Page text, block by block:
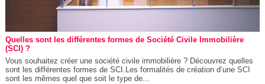
Quelles sont les différentes formes de Société Civile Immobilière
(SCI) ?
Vous souhaitez créer une société civile immobilière ? Découvrez quelles
sont les différentes formes de SCI.Les formalités de création d’une SCI
sont les mêmes quel que soit le type de...